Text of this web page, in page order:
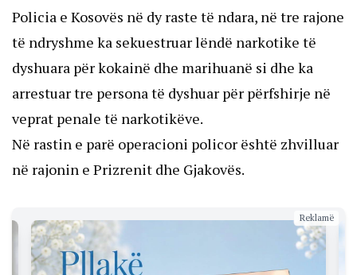
Policia e Kosovës në dy raste të ndara, në tre rajone
të ndryshme ka sekuestruar lëndë narkotike të
dyshuara për kokainë dhe marihuanë si dhe ka
arrestuar tre persona të dyshuar për përfshirje në
veprat penale të narkotikëve.
Në rastin e parë operacioni policor është zhvilluar
në rajonin e Prizrenit dhe Gjakovës.
Reklamë